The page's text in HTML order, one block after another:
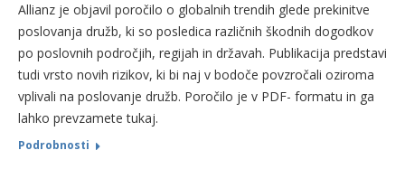
Allianz je objavil poročilo o globalnih trendih glede prekinitve
poslovanja družb, ki so posledica različnih škodnih dogodkov
po poslovnih področjih, regijah in državah. Publikacija predstavi
tudi vrsto novih rizikov, ki bi naj v bodoče povzročali oziroma
vplivali na poslovanje družb. Poročilo je v PDF- formatu in ga
lahko prevzamete tukaj.
Podrobnosti